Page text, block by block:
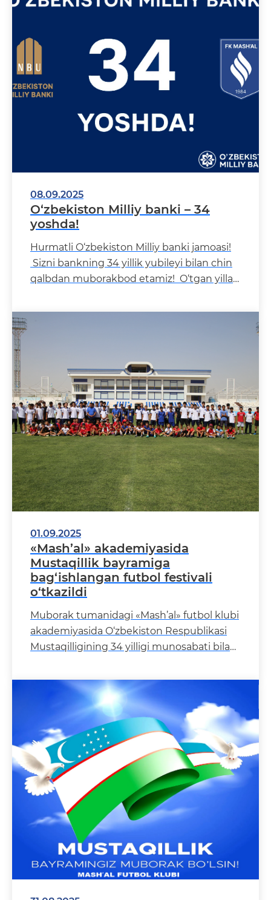
08.09.2025
O‘zbekiston Milliy banki – 34
yoshda!
Hurmatli O‘zbekiston Milliy banki jamoasi!
Sizni bankning 34 yillik yubileyi bilan chin
qalbdan muborakbod etamiz! O‘tgan yillar
01.09.2025
«Mash’al» akademiyasida
Mustaqillik bayramiga
bag‘ishlangan futbol festivali
o‘tkazildi
Muborak tumanidagi «Mash’al» futbol klubi
akademiyasida O‘zbekiston Respublikasi
Mustaqilligining 34 yilligi munosabati bilan